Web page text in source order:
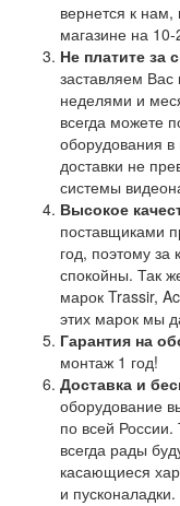
вернется к
магазине на
Не платите за
заставляем Вас
неделями и
всегда можете
оборудования
доставки не
системы
Высокое
поставщиками
год, поэтому
спокойны. Так
марок Trassir,
этих марок мы
Гарантия на
монтаж 1 год!
Доставка и
оборудование
по всей
всегда рады
касающиеся
и пусконаладки.